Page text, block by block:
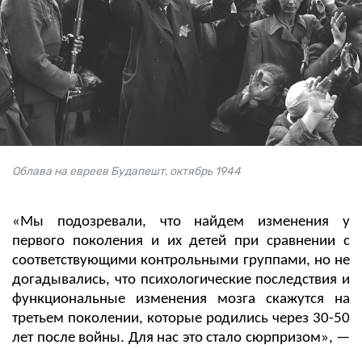
Облава на евреев Будапешт, октябрь 1944
«Мы подозревали, что найдем изменения у
первого поколения и их детей при сравнении с
соответствующими контрольными группами, но не
догадывались, что психологические последствия и
функциональные изменения мозга скажутся на
третьем поколении, которые родились через 30-50
лет после войны. Для нас это стало сюрпризом», —